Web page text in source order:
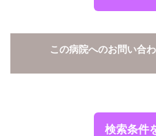
検索条件
この病院へのお問い合